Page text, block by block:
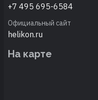
+7 495 695-6584
Официальный сайт
helikon.ru
На карте